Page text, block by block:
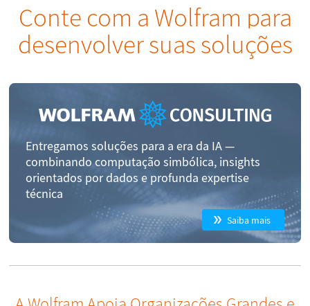
Conte com a Wolfram para
desenvolver suas soluções
Entregamos soluções para a era da IA —
combinando computação simbólica, insights
orientados por dados e profunda expertise
técnica
Saiba mais